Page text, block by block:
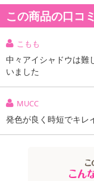
この商品の口コミ
こもも
中々アイシャドウは難
いました
MUCC
発色が良く時短でキレ